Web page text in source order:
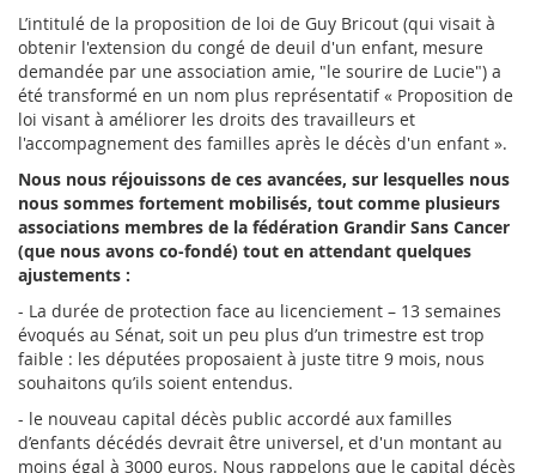
L’intitulé de la proposition de loi de Guy Bricout (qui visait à
obtenir l'extension du congé de deuil d'un enfant, mesure
demandée par une association amie, "le sourire de Lucie") a
été transformé en un nom plus représentatif « Proposition de
loi visant à améliorer les droits des travailleurs et
l'accompagnement des familles après le décès d'un enfant ».
Nous nous réjouissons de ces avancées, sur lesquelles nous
nous sommes fortement mobilisés, tout comme plusieurs
associations membres de la fédération Grandir Sans Cancer
(que nous avons co-fondé) tout en attendant quelques
ajustements :
- La durée de protection face au licenciement – 13 semaines
évoqués au Sénat, soit un peu plus d’un trimestre est trop
faible : les députées proposaient à juste titre 9 mois, nous
souhaitons qu’ils soient entendus.
- le nouveau capital décès public accordé aux familles
d’enfants décédés devrait être universel, et d'un montant au
moins égal à 3000 euros. Nous rappelons que le capital décès